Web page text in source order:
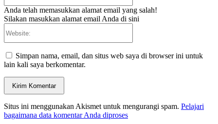
Anda telah memasukkan alamat email yang salah!
Silakan masukkan alamat email Anda di sini
Simpan nama, email, dan situs web saya di browser ini untuk
lain kali saya berkomentar.
Situs ini menggunakan Akismet untuk mengurangi spam. Pelajari
bagaimana data komentar Anda diproses